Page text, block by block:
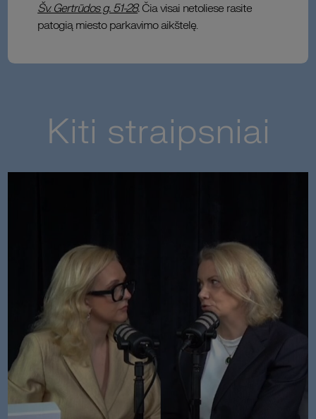
Šv. Gertrūdos g. 51-28. Čia visai netoliese rasite
patogią miesto parkavimo aikštelę.
Kiti straipsniai